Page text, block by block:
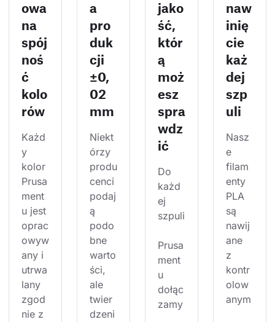
owa
na
spój
noś
ć
kolo
rów
Każd
y
kolor
Prusa
ment
u jest
oprac
owyw
any i
utrwa
lany
zgod
nie z
a
pro
duk
cji
±0,
02
mm
Niekt
órzy
produ
cenci
podaj
ą
podo
bne
warto
ści,
ale
twier
dzeni
jako
ść,
któr
ą
moż
esz
spra
wdz
ić
Do
każd
ej
szpuli
Prusa
ment
u
dołąc
zamy
naw
inię
cie
każ
dej
szp
uli
Nasz
e
filam
enty
PLA
są
nawij
ane
z
kontr
olow
anym